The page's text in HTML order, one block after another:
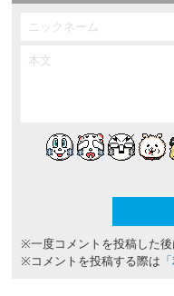
※一度コメントを投稿した
※コメントを投稿する際は